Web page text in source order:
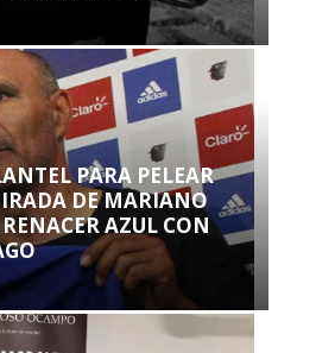
PARA PELEAR
DE MARIANO
AZUL CON